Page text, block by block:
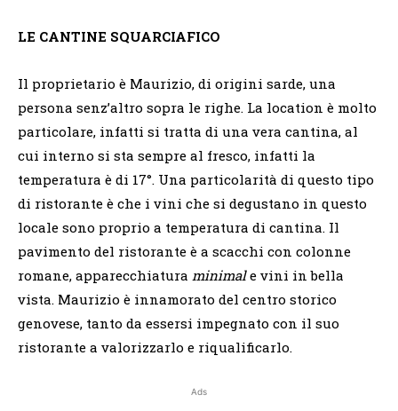
LE CANTINE SQUARCIAFICO
Il proprietario è Maurizio, di origini sarde, una
persona senz’altro sopra le righe. La location è molto
particolare, infatti si tratta di una vera cantina, al
cui interno si sta sempre al fresco, infatti la
temperatura è di 17°. Una particolarità di questo tipo
di ristorante è che i vini che si degustano in questo
locale sono proprio a temperatura di cantina. Il
pavimento del ristorante è a scacchi con colonne
romane, apparecchiatura minimale vini in bella
vista. Maurizio è innamorato del centro storico
genovese, tanto da essersi impegnato con il suo
ristorante a valorizzarlo e riqualificarlo.
Ads